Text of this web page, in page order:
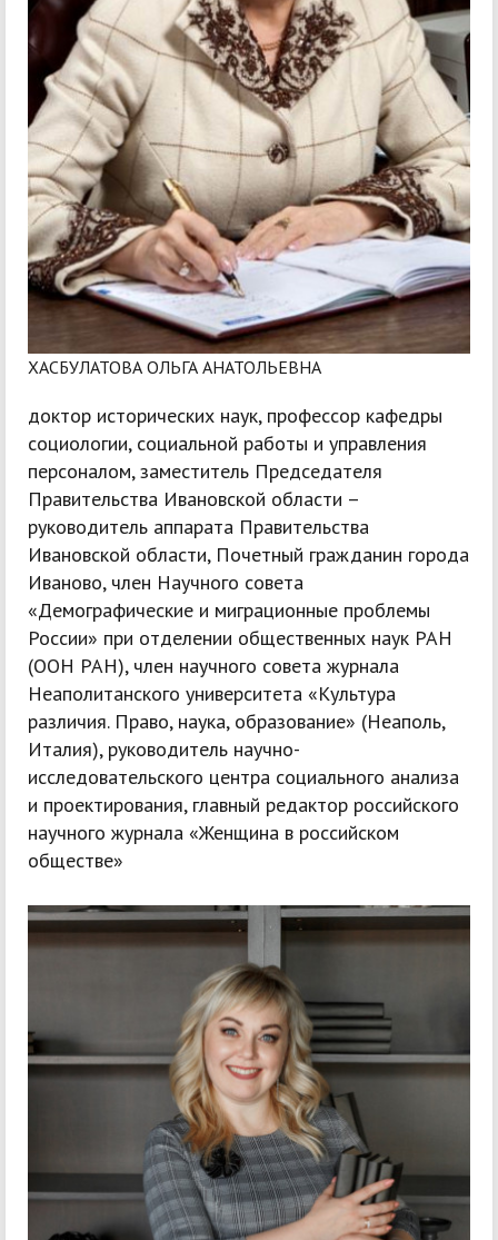
ХАСБУЛАТОВА ОЛЬГА АНАТОЛЬЕВНА
доктор исторических наук, профессор кафедры
социологии, социальной работы и управления
персоналом, заместитель Председателя
Правительства Ивановской области –
руководитель аппарата Правительства
Ивановской области, Почетный гражданин города
Иваново, член Научного совета
«Демографические и миграционные проблемы
России» при отделении общественных наук РАН
(ООН РАН), член научного совета журнала
Неаполитанского университета «Культура
различия. Право, наука, образование» (Неаполь,
Италия), руководитель научно-
исследовательского центра социального анализа
и проектирования, главный редактор российского
научного журнала «Женщина в российском
обществе»